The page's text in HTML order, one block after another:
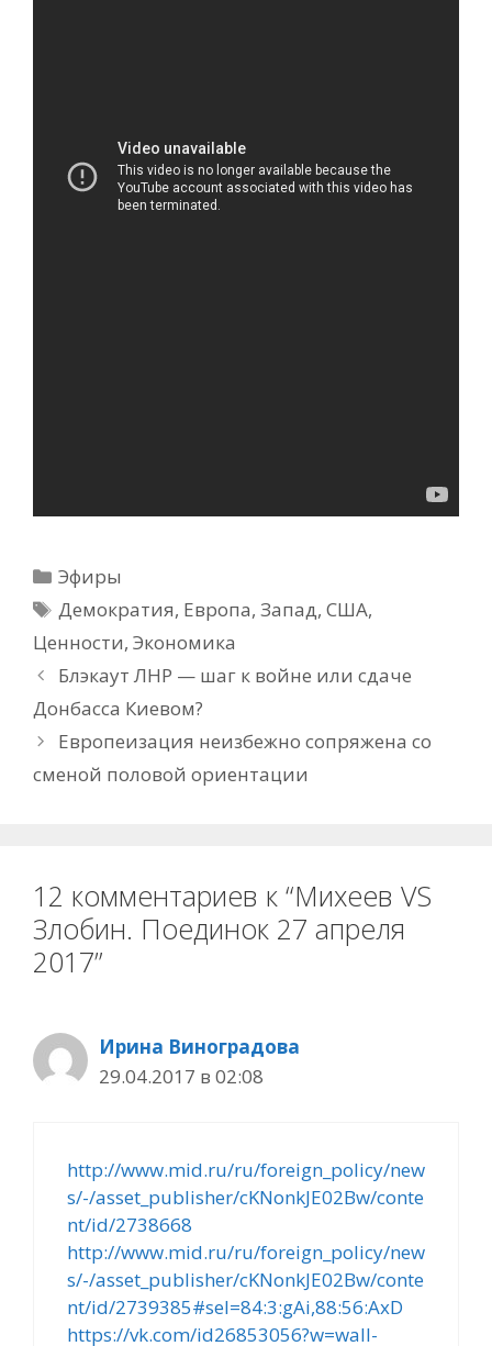
Рубрики
Эфиры
Метки
Демократия, Европа,Запад,США,
Ценности, Экономика
Блэкаут ЛНР — шаг к войне или сдаче
Донбасса Киевом?
Европеизация неизбежно сопряжена со
сменой половой ориентации
12 комментариев к “Михеев VS
Злобин. Поединок 27 апреля
2017”
Ирина Виноградова
29.04.2017 в 02:08
http://www.mid.ru/ru/foreign_policy/new
s/-/asset_publisher/cKNonkJE02Bw/conte
nt/id/2738668
http://www.mid.ru/ru/foreign_policy/new
s/-/asset_publisher/cKNonkJE02Bw/conte
nt/id/2739385#sel=84:3:gAi,88:56:AxD
https://vk.com/id26853056?w=wall-